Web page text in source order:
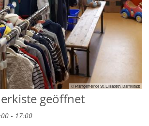
© Pfarrgemeinde St. Elisabeth, Darmstadt
geöffnet
- 17:00